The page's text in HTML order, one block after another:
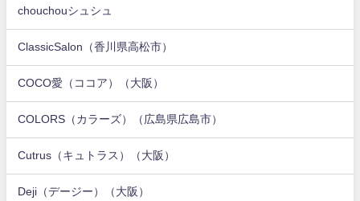
chouchouシュシュ
ClassicSalon（香川県高松市）
COCO愛（ココア）（大阪）
COLORS（カラーズ）（広島県広島市）
Cutrus（キュトラス）（大阪）
Deji（デージー）（大阪）